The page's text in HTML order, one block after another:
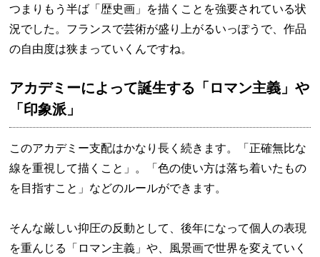
つまりもう半ば「歴史画」を描くことを強要されている状
況でした。フランスで芸術が盛り上がるいっぽうで、作品
の自由度は狭まっていくんですね。
アカデミーによって誕生する「ロマン主義」や
「印象派」
このアカデミー支配はかなり長く続きます。「正確無比な
線を重視して描くこと」。「色の使い方は落ち着いたもの
を目指すこと」などのルールができます。
そんな厳しい抑圧の反動として、後年になって個人の表現
を重んじる「ロマン主義」や、風景画で世界を変えていく